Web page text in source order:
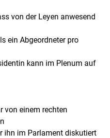
von der Leyen anwesend
ein Abgeordneter pro
kann im Plenum auf
von einem rechten
ihn im Parlament diskutiert